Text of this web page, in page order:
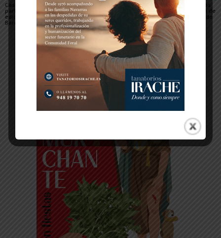
Casi 800 ciclistas
participaron en la 27ª
edición de la Extreme
Bardenas de Arguedas
El Club de piragüismo
Ebrokayak de Tudela
brilla en el Campeonato
de España de Ríos en el
Cinca
Tres judocas navarros
del Gimnasio Shogun de
Fitero, en el campus de
judo de Llanes